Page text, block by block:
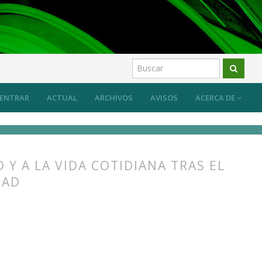
ACTUAL ARCHIVOS AVISOS ACERCA DE
ENTRAR
Y A LA VIDA COTIDIANA TRAS EL